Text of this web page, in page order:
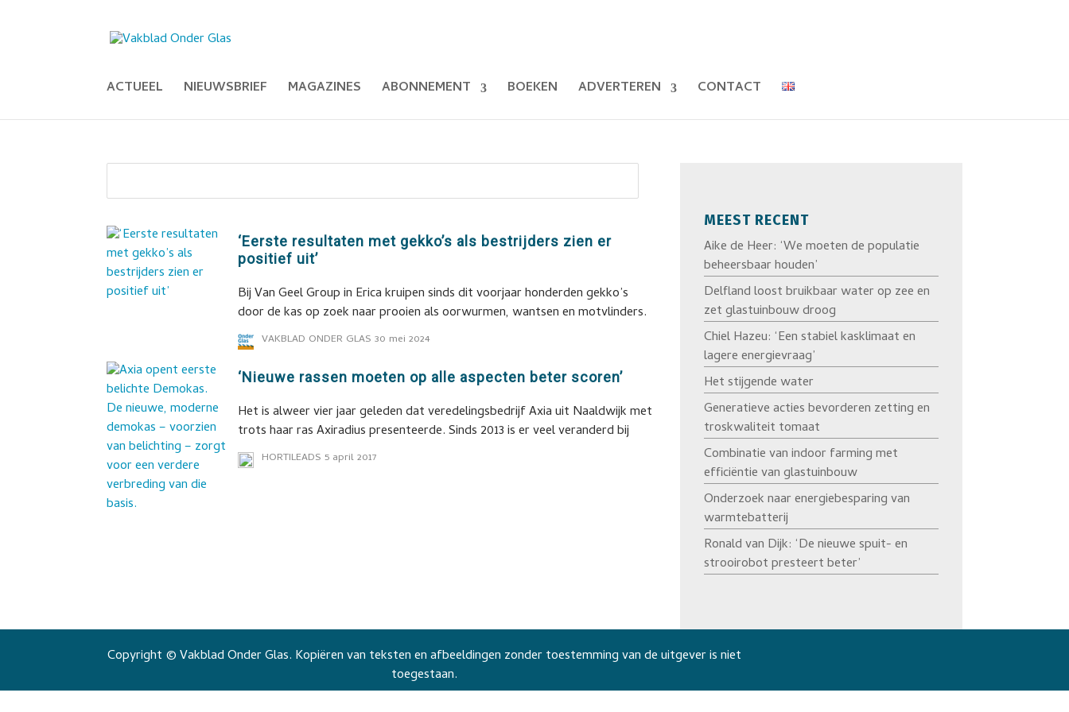
ACTUEEL NIEUWSBRIEF MAGAZINES ABONNEMENT BOEKEN ADVERTEREN CONTACT
‘Eerste resultaten met gekko’s als bestrijders zien er
positief uit’
Bij Van Geel Group in Erica kruipen sinds dit voorjaar honderden gekko’s
door de kas op zoek naar prooien als oorwurmen, wantsen en motvlinders.
VAKBLAD ONDER GLAS 30 mei 2024
‘Nieuwe rassen moeten op alle aspecten beter scoren’
Het is alweer vier jaar geleden dat veredelingsbedrijf Axia uit Naaldwijk met
trots haar ras Axiradius presenteerde. Sinds 2013 is er veel veranderd bij
HORTILEADS 5 april 2017
MEEST RECENT
Aike de Heer: ‘We moeten de populatie
beheersbaar houden’
Delfland loost bruikbaar water op zee en
zet glastuinbouw droog
Chiel Hazeu: ‘Een stabiel kasklimaat en
lagere energievraag’
Het stijgende water
Generatieve acties bevorderen zetting en
troskwaliteit tomaat
Combinatie van indoor farming met
efficiëntie van glastuinbouw
Onderzoek naar energiebesparing van
warmtebatterij
Ronald van Dijk: ‘De nieuwe spuit- en
strooirobot presteert beter’
Copyright © Vakblad Onder Glas. Kopiëren van teksten en afbeeldingen zonder toestemming van de uitgever is niet
toegestaan.